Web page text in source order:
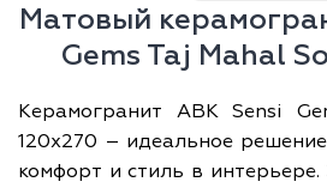
Матовый
Gems Taj Mahal
Керамогранит ABK Sensi
120x270 – идеальное
комфорт и стиль в интерьере.